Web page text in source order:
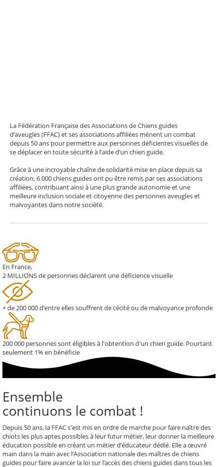
La Fédération Française des Associations de Chiens guides
d’aveugles (FFAC) et ses associations affiliées mènent un combat
depuis 50 ans pour permettre aux personnes déficientes visuelles de
se déplacer en toute sécurité à l’aide d’un chien guide.
Grâce à une incroyable chaîne de solidarité mise en place depuis sa
création, 6 000 chiens guides ont pu être remis par ses associations
affiliées, contribuant ainsi à une plus grande autonomie et une
meilleure inclusion sociale et citoyenne des personnes aveugles et
malvoyantes dans notre société.
En France,
2 MILLIONSde personnes déclarent une déficience visuelle
+ de 200 000d’entre elles souffrent de cécité ou de malvoyance profonde
200 000 personnes sont éligibles à l'obtention d'un chien guide. Pourtant
seulement 1% en bénéficie
Ensemble
continuons le combat !
Depuis 50 ans, la FFAC s'est mis en ordre de marche pour faire naître des
chiots les plus aptes possibles à leur futur métier, leur donner la meilleure
éducation possible en créant un métier d’éducateur dédié. Elle a œuvré
main dans la main avec l’Association nationale des maîtres de chiens
guides pour faire avancer la loi sur l’accès des chiens guides dans tous les